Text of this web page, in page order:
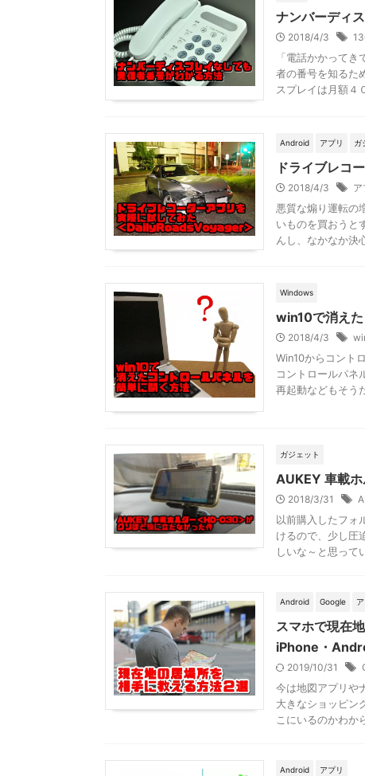
ナンバーディ
2018/4/3
「電話かかって
者の番号を知るた
スプレイは月額４
Android アプリ ガ
ドライブレコ
2018/4/3 ア
悪質な煽り運転の
いものを買おうと
んし、なかなか決
Windows
win10で消え
2018/4/3
Win10からコント
コントロールパネ
再起動などもそう
ガジェット
AUKEY 車載
2018/3/31
以前購入したフォ
けるので、少し圧
しいな～と思って
Android Google
スマホで現在
iPhone・
2019/10/31
今は地図アプリや
大きなショッピン
こにいるのかわか
Android アプリ